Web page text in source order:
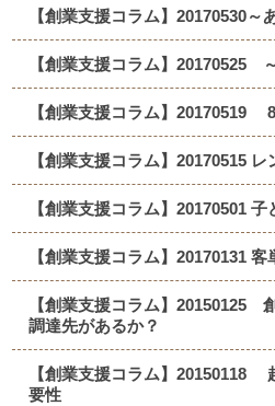
【創業支援コラム】20170530～
【創業支援コラム】20170525
【創業支援コラム】20170519
【創業支援コラム】20170515 レ
【創業支援コラム】20170501
【創業支援コラム】20170131
【創業支援コラム】20150125
調達先があるか？
【創業支援コラム】20150118
要性